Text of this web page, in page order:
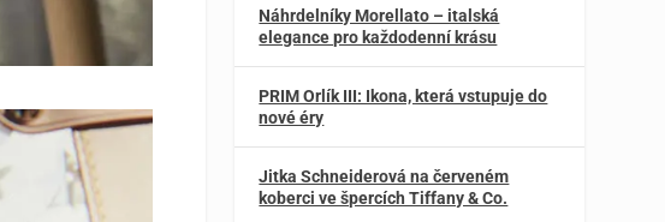
Náhrdelníky Morellato – italská
elegance pro každodenní krásu
PRIM Orlík III: Ikona, která vstupuje do
nové éry
Jitka Schneiderová na červeném
koberci ve špercích Tiffany & Co.